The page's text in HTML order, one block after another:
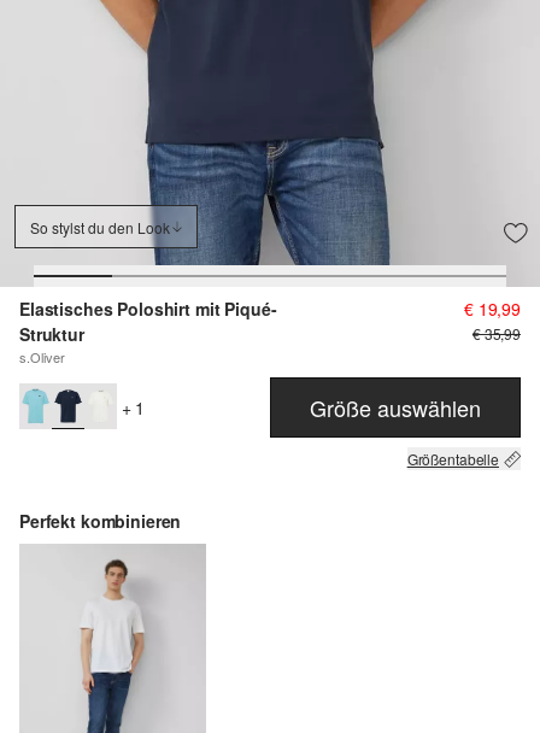
So stylst du den Look
Elastisches Poloshirt mit Piqué-
Struktur
s.Oliver
€ 19,99
€ 35,99
+ 1 Größe auswählen
Größentabelle
Perfekt kombinieren